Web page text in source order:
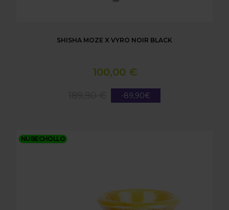
SHISHA MOZE X VYRO NOIR BLACK
100,00 €
-89,90€
NUBECHOLLO
CAZOLETA VINTAGE AMARILLA